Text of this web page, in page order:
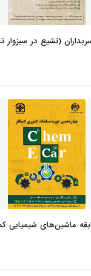
(تشيع در سبزوار
ماشین‌های شیمیایی